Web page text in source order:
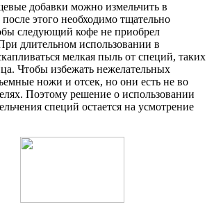
добавки можно измельчить в
этого необходимо тщательно
следующий кофе не приобрел
длительном использовании в
мелкая пыль от специй, таких
Чтобы избежать нежелательных
ножи и отсек, но они есть не во
Поэтому решение о использовании
специй остается на усмотрение